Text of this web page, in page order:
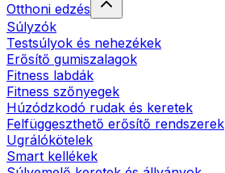
Otthoni edzés
Súlyzók
Testsúlyok és nehezékek
Erősítő gumiszalagok
Fitness labdák
Fitness szőnyegek
Húzódzkodó rudak és keretek
Felfüggeszthető erősítő rendszerek
Ugrálókötelek
Smart kellékek